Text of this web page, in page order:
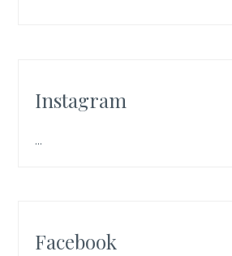
Instagram
…
Facebook